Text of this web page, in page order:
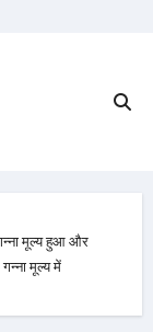
मूल्य हुआ और
मूल्य में